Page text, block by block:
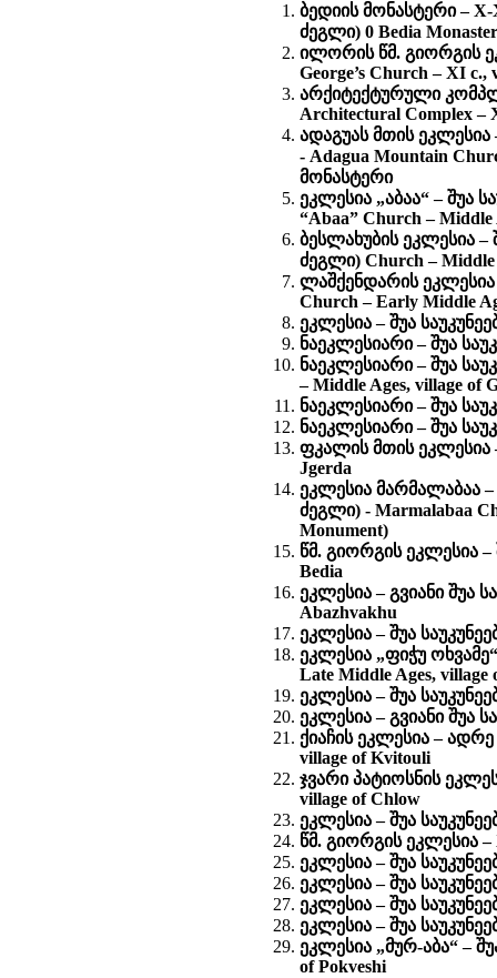
ბედიის მონასტერი–
ძეგლი) 0 Bedia
ილორის წმ. გიორგის
George’s Church – XI
არქიტექტურული
Architectural Complex –
ადაგუას მთის
- Adagua Mountain
მონასტერი
ეკლესია „აბაა“ – შუა
“Abaa” Church – Middle
ბესლახუბის ეკლესია
ძეგლი) Church – Middle
ლაშქენდარის ეკლესია
Church – Early Middle
ეკლესია – შუა
ნაეკლესიარი – შუა
ნაეკლესიარი – შუა
– Middle Ages, village of
ნაეკლესიარი – შუა
ნაეკლესიარი – შუა
ფკალის მთის ეკლესია
Jgerda
ეკლესია მარმალაბაა
ძეგლი) - Marmalabaa
Monument)
წმ. გიორგის ეკლესია –
Bedia
ეკლესია – გვიანი შუა
Abazhvakhu
ეკლესია – შუა
ეკლესია „ფიჭუ
Late Middle Ages, village
ეკლესია – შუა
ეკლესია – გვიანი შუა
ქიაჩის ეკლესია –
village of Kvitouli
ჯვარი პატიოსნის
village of Chlow
ეკლესია – შუა
წმ. გიორგის ეკლესია –
ეკლესია – შუა
ეკლესია – შუა
ეკლესია – შუა
ეკლესია – შუა
ეკლესია „მურ-აბა“ –
of Pokveshi